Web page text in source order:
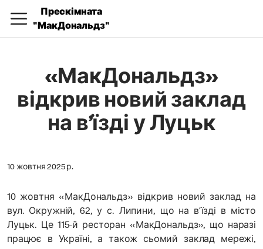
Прескімната
"МакДональдз"
«МакДональдз»
відкрив новий заклад
на в’їзді у Луцьк
10 жовтня 2025 р.
10 жовтня «МакДональдз» відкрив новий заклад на
вул. Окружній, 62, у с. Липини, що на вʼїзді в місто
Луцьк. Це 115-й ресторан «МакДональдз», що наразі
працює в Україні, а також сьомий заклад мережі,